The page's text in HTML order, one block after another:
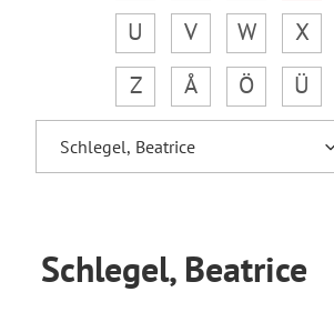
U
V W X
Z
Å Ö Ü
Schlegel, Beatrice